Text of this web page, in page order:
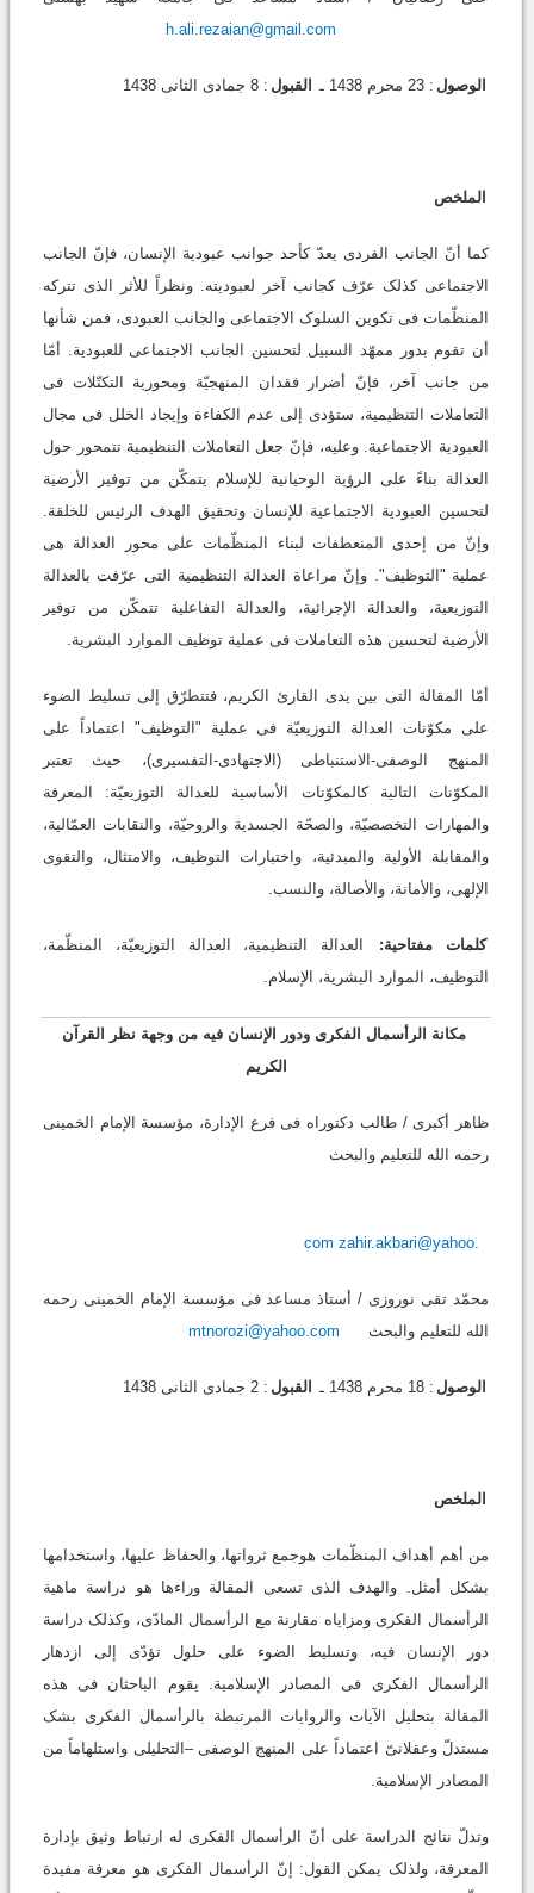
h.ali.rezaian@gmail.com
الوصول : 23 محرم 1438 ـ القبول : 8 جمادی الثانی 1438
الملخص
کما أنّ الجانب الفردی یعدّ کأحد جوانب عبودیة الإنسان، فإنّ الجانب
الاجتماعی کذلک عرّف کجانب آخر لعبودیته. ونظراً للأثر الذی تترکه
المنظّمات فی تکوین السلوک الاجتماعی والجانب العبودی، فمن شأنها
أن تقوم بدور ممهّد السبیل لتحسین الجانب الاجتماعی للعبودیة. أمّا
من جانب آخر، فإنّ أضرار فقدان المنهجیّة ومحوریة التکتّلات فی
التعاملات التنظیمیة، ستؤدی إلى عدم الکفاءة وإیجاد الخلل فی مجال
العبودیة الاجتماعیة. وعلیه، فإنّ جعل التعاملات التنظیمیة تتمحور حول
العدالة بناءً على الرؤیة الوحیانیة للإسلام یتمکّن من توفیر الأرضیة
لتحسین العبودیة الاجتماعیة للإنسان وتحقیق الهدف الرئیس للخلقة.
وإنّ من إحدى المنعطفات لبناء المنظّمات على محور العدالة هی
عملیة "التوظیف". وإنّ مراعاة العدالة التنظیمیة التی عرّفت بالعدالة
التوزیعیة، والعدالة الإجرائیة، والعدالة التفاعلیة تتمکّن من توفیر
الأرضیة لتحسین هذه التعاملات فی عملیة توظیف الموارد البشریة.
أمّا المقالة التی بین یدی القارئ الکریم، فتتطرّق إلى تسلیط الضوء
على مکوّنات العدالة التوزیعیّة فی عملیة "التوظیف" اعتماداً على
المنهج الوصفی-الاستنباطی (الاجتهادی-التفسیری)، حیث تعتبر
المکوّنات التالیة کالمکوّنات الأساسیة للعدالة التوزیعیّة: المعرفة
والمهارات التخصصیّة، والصحّة الجسدیة والروحیّة، والنقابات العمّالیة،
والمقابلة الأولیة والمبدئیة، واختبارات التوظیف، والامتثال، والتقوى
الإلهی، والأمانة، والأصالة، والنسب.
کلمات مفتاحیة:
العدالة التنظیمیة، العدالة التوزیعیّة، المنظّمة،
التوظیف، الموارد البشریة، الإسلام.
مکانة الرأسمال الفکری ودور الإنسان فیه من وجهة نظر القرآن
الکریم
ظاهر أکبری / طالب دکتوراه فی فرع الإدارة، مؤسسة الإمام الخمینی
رحمه الله للتعلیم والبحث
zahir.akbari@yahoo.
com
محمّد تقی نوروزی / أستاذ مساعد فی مؤسسة الإمام الخمینی رحمه
الله للتعلیم والبحث
mtnorozi@yahoo.com
الوصول : 18 محرم 1438 ـ القبول : 2 جمادی الثانی 1438
الملخص
من أهم أهداف المنظّمات هوجمع ثرواتها، والحفاظ علیها، واستخدامها
بشکل أمثل. والهدف الذی تسعى المقالة وراءها هو دراسة ماهیة
الرأسمال الفکری ومزایاه مقارنة مع الرأسمال المادّی، وکذلک دراسة
دور الإنسان فیه، وتسلیط الضوء على حلول تؤدّی إلى ازدهار
الرأسمال الفکری فی المصادر الإسلامیة. یقوم الباحثان فی هذه
المقالة بتحلیل الآیات والروایات المرتبطة بالرأسمال الفکری بشک
مستدلّ وعقلانیّ اعتماداً على المنهج الوصفی –التحلیلی واستلهاماً من
المصادر الإسلامیة.
وتدلّ نتائج الدراسة على أنّ الرأسمال الفکری له ارتباط وثیق بإدارة
المعرفة، ولذلک یمکن القول: إنّ الرأسمال الفکری هو معرفة مفیدة